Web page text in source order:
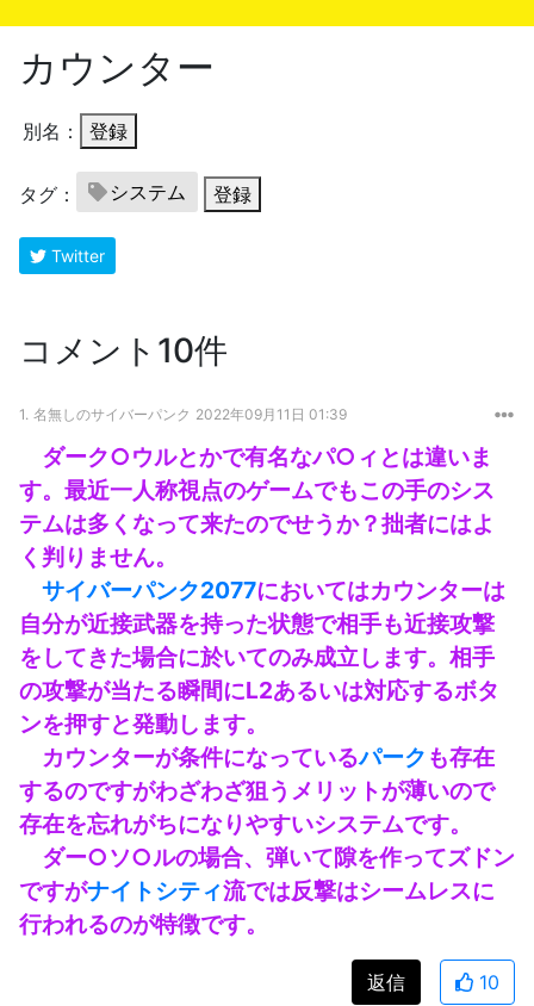
カウンター
別名： 登録
タグ： システム 登録
Twitter
コメント10件
1. 名無しのサイバーパンク 2022年09月11日 01:39
ダーク○ウルとかで有名なパ○ィとは違いま
す。最近一人称視点のゲームでもこの手のシス
テムは多くなって来たのでせうか？拙者にはよ
く判りません。
サイバーパンク2077においてはカウンターは
自分が近接武器を持った状態で相手も近接攻撃
をしてきた場合に於いてのみ成立します。相手
の攻撃が当たる瞬間にL2あるいは対応するボタ
ンを押すと発動します。
カウンターが条件になっているパーク も存在
するのですがわざわざ狙うメリットが薄いので
存在を忘れがちになりやすいシステムです。
ダー○ソ○ルの場合、弾いて隙を作ってズドン
ですがナイトシティ流では反撃はシームレスに
行われるのが特徴です。
返信 10